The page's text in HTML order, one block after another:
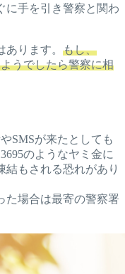
に手を引き警察と関わ
ります。 もし、
うでしたら警察に相
SMSが来たとしても
のようなヤミ金に
結もされる恐れがあり
た場合は最寄の警察署